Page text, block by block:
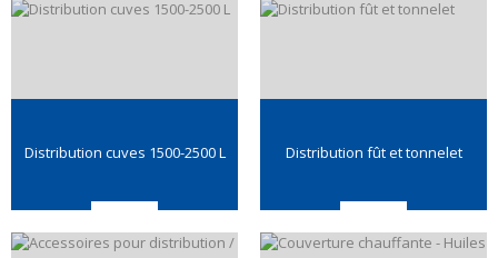
Distribution cuves 1500-2500 L Distribution fût et tonnelet